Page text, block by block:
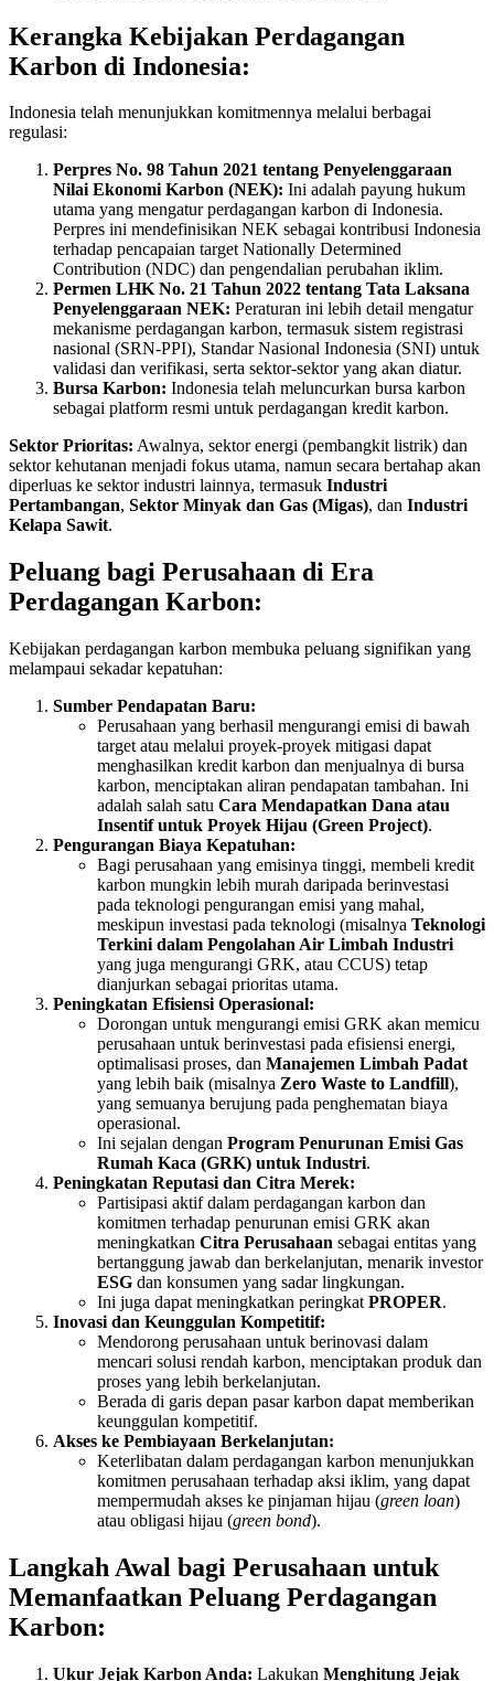
Kerangka Kebijakan Perdagangan
Karbon di Indonesia:
Indonesia telah menunjukkan komitmennya melalui berbagai
regulasi:
Perpres No. 98 Tahun 2021 tentang Penyelenggaraan
Nilai Ekonomi Karbon (NEK): Ini adalah payung hukum
utama yang mengatur perdagangan karbon di Indonesia.
Perpres ini mendefinisikan NEK sebagai kontribusi Indonesia
terhadap pencapaian target Nationally Determined
Contribution (NDC) dan pengendalian perubahan iklim.
Permen LHK No. 21 Tahun 2022 tentang Tata Laksana
Penyelenggaraan NEK: Peraturan ini lebih detail mengatur
mekanisme perdagangan karbon, termasuk sistem registrasi
nasional (SRN-PPI), Standar Nasional Indonesia (SNI) untuk
validasi dan verifikasi, serta sektor-sektor yang akan diatur.
Bursa Karbon: Indonesia telah meluncurkan bursa karbon
sebagai platform resmi untuk perdagangan kredit karbon.
Sektor Prioritas: Awalnya, sektor energi (pembangkit listrik) dan
sektor kehutanan menjadi fokus utama, namun secara bertahap akan
diperluas ke sektor industri lainnya, termasuk Industri
Pertambangan, Sektor Minyak dan Gas (Migas), dan Industri
Kelapa Sawit.
Peluang bagi Perusahaan di Era
Perdagangan Karbon:
Kebijakan perdagangan karbon membuka peluang signifikan yang
melampaui sekadar kepatuhan:
Sumber Pendapatan Baru:
Perusahaan yang berhasil mengurangi emisi di bawah
target atau melalui proyek-proyek mitigasi dapat
menghasilkan kredit karbon dan menjualnya di bursa
karbon, menciptakan aliran pendapatan tambahan. Ini
adalah salah satu Cara Mendapatkan Dana atau
Insentif untuk Proyek Hijau (Green Project).
Pengurangan Biaya Kepatuhan:
Bagi perusahaan yang emisinya tinggi, membeli kredit
karbon mungkin lebih murah daripada berinvestasi
pada teknologi pengurangan emisi yang mahal,
meskipun investasi pada teknologi (misalnya Teknologi
Terkini dalam Pengolahan Air Limbah Industri
yang juga mengurangi GRK, atau CCUS) tetap
dianjurkan sebagai prioritas utama.
Peningkatan Efisiensi Operasional:
Dorongan untuk mengurangi emisi GRK akan memicu
perusahaan untuk berinvestasi pada efisiensi energi,
optimalisasi proses, dan Manajemen Limbah Padat
yang lebih baik (misalnya Zero Waste to Landfill),
yang semuanya berujung pada penghematan biaya
operasional.
Ini sejalan dengan Program Penurunan Emisi Gas
Rumah Kaca (GRK) untuk Industri.
Peningkatan Reputasi dan Citra Merek:
Partisipasi aktif dalam perdagangan karbon dan
komitmen terhadap penurunan emisi GRK akan
meningkatkan Citra Perusahaan sebagai entitas yang
bertanggung jawab dan berkelanjutan, menarik investor
ESG dan konsumen yang sadar lingkungan.
Ini juga dapat meningkatkan peringkat PROPER.
Inovasi dan Keunggulan Kompetitif:
Mendorong perusahaan untuk berinovasi dalam
mencari solusi rendah karbon, menciptakan produk dan
proses yang lebih berkelanjutan.
Berada di garis depan pasar karbon dapat memberikan
keunggulan kompetitif.
Akses ke Pembiayaan Berkelanjutan:
Keterlibatan dalam perdagangan karbon menunjukkan
komitmen perusahaan terhadap aksi iklim, yang dapat
mempermudah akses ke pinjaman hijau (green loan)
atau obligasi hijau (green bond).
Langkah Awal bagi Perusahaan untuk
Memanfaatkan Peluang Perdagangan
Karbon:
Ukur Jejak Karbon Anda: Lakukan Menghitung Jejak